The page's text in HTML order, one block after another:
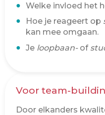
Welke invloed het
Hoe je reageert op
kan mee omgaan.
Je loopbaan-of
Voor team-
Door elkanders